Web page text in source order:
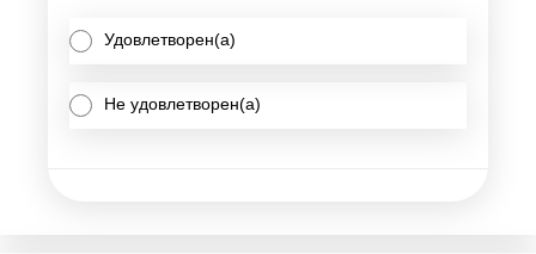
Удовлетворен(а)
Не удовлетворен(а)